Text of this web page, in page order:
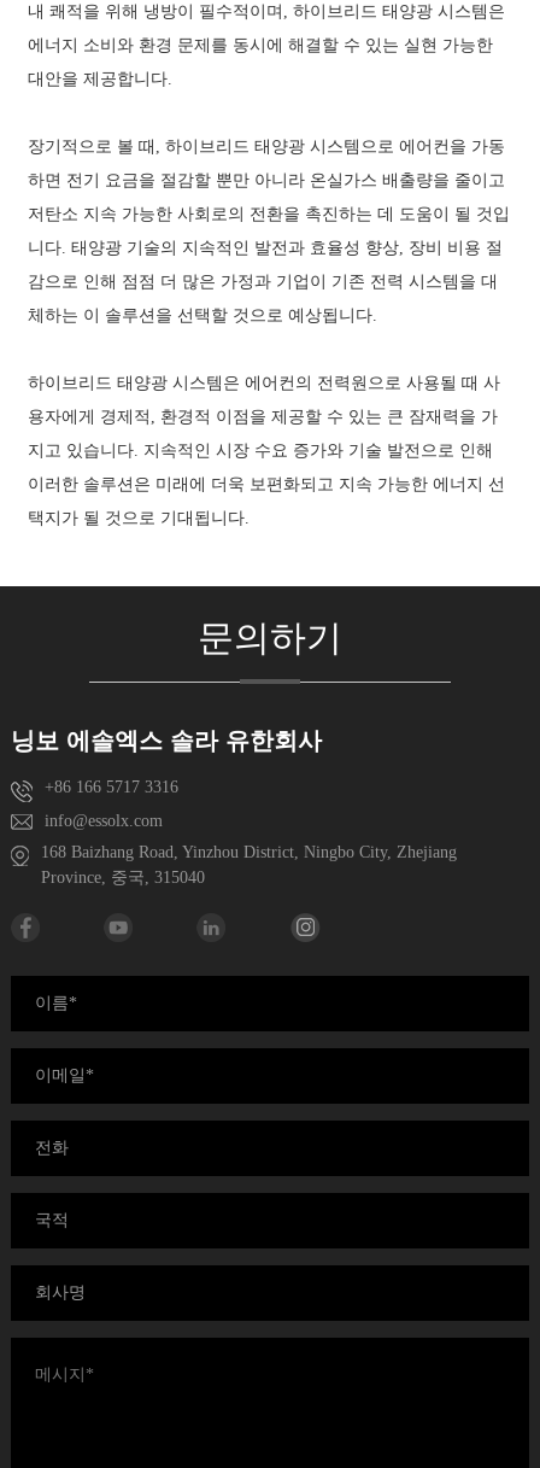
내 쾌적을 위해 냉방이 필수적이며, 하이브리드 태양광 시스템은
에너지 소비와 환경 문제를 동시에 해결할 수 있는 실현 가능한
대안을 제공합니다.
장기적으로 볼 때, 하이브리드 태양광 시스템으로 에어컨을 가동
하면 전기 요금을 절감할 뿐만 아니라 온실가스 배출량을 줄이고
저탄소 지속 가능한 사회로의 전환을 촉진하는 데 도움이 될 것입
니다. 태양광 기술의 지속적인 발전과 효율성 향상, 장비 비용 절
감으로 인해 점점 더 많은 가정과 기업이 기존 전력 시스템을 대
체하는 이 솔루션을 선택할 것으로 예상됩니다.
하이브리드 태양광 시스템은 에어컨의 전력원으로 사용될 때 사
용자에게 경제적, 환경적 이점을 제공할 수 있는 큰 잠재력을 가
지고 있습니다. 지속적인 시장 수요 증가와 기술 발전으로 인해
이러한 솔루션은 미래에 더욱 보편화되고 지속 가능한 에너지 선
택지가 될 것으로 기대됩니다.
문의하기
닝보 에솔엑스 솔라 유한회사
+86 166 5717 3316
info@essolx.com
168 Baizhang Road, Yinzhou District, Ningbo City, Zhejiang
Province, 중국, 315040